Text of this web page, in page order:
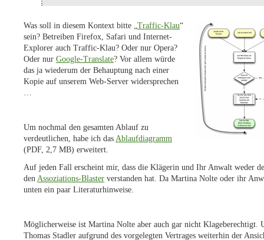
Was soll in diesem Kontext bitte „Traffic-Klau“
sein? Betreiben Firefox, Safari und Internet-
Explorer auch Traffic-Klau? Oder nur Opera?
Oder nur Google-Translate? Vor allem würde
das ja wiederum der Behauptung nach einer
Kopie auf unserem Web-Server widersprechen
…
Um nochmal den gesamten Ablauf zu
verdeutlichen, habe ich das Ablaufdiagramm
(PDF, 2,7 MB) erweitert.
Auf jeden Fall erscheint mir, dass die Klägerin und Ihr Anwalt weder
den Assoziations-Blaster verstanden hat. Da Martina Nolte oder ihr
unten ein paar Literaturhinweise.
Möglicherweise ist Martina Nolte aber auch gar nicht Klageberechtigt.
Thomas Stadler aufgrund des vorgelegten Vertrages weiterhin der